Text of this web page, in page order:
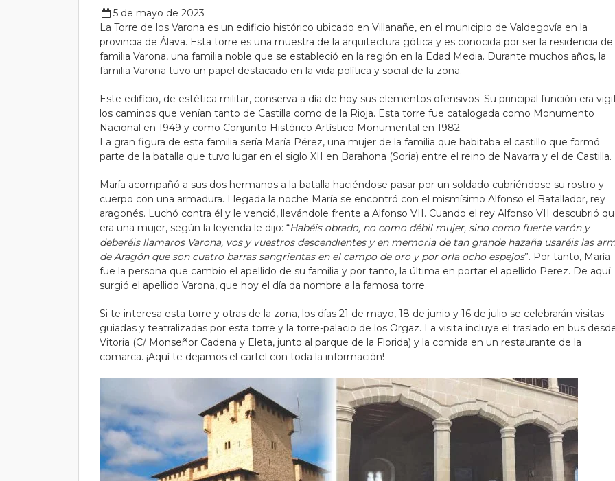
5 de mayo de 2023
La Torre de los Varona es un edificio histórico ubicado en Villanañe, en el municipio de Valdegovía en la
provincia de Álava. Esta torre es una muestra de la arquitectura gótica y es conocida por ser la residencia de
familia Varona, una familia noble que se estableció en la región en la Edad Media. Durante muchos años, la
familia Varona tuvo un papel destacado en la vida política y social de la zona.
Este edificio, de estética militar, conserva a día de hoy sus elementos ofensivos. Su principal función era
los caminos que venían tanto de Castilla como de la Rioja. Esta torre fue catalogada como Monumento
Nacional en 1949 y como Conjunto Histórico Artístico Monumental en 1982.
La gran figura de esta familia sería María Pérez, una mujer de la familia que habitaba el castillo que formó
parte de la batalla que tuvo lugar en el siglo XII en Barahona (Soria) entre el reino de Navarra y el de Castilla.
María acompañó a sus dos hermanos a la batalla haciéndose pasar por un soldado cubriéndose su rostro y
cuerpo con una armadura. Llegada la noche María se encontró con el mismísimo Alfonso el Batallador, rey
aragonés. Luchó contra él y le venció, llevándole frente a Alfonso VII. Cuando el rey Alfonso VII descubrió
era una mujer, según la leyenda le dijo: “Habéis obrado, no como débil mujer, sino como fuerte varón y
deberéis llamaros Varona, vos y vuestros descendientes y en memoria de tan grande hazaña usaréis las
de Aragón que son cuatro barras sangrientas en el campo de oro y por orla ocho espejos”. Por tanto, María
fue la persona que cambio el apellido de su familia y por tanto, la última en portar el apellido Perez. De aquí
surgió el apellido Varona, que hoy el día da nombre a la famosa torre.
Si te interesa esta torre y otras de la zona, los días 21 de mayo, 18 de junio y 16 de julio se celebrarán visitas
guiadas y teatralizadas por esta torre y la torre-palacio de los Orgaz. La visita incluye el traslado en bus
Vitoria (C/ Monseñor Cadena y Eleta, junto al parque de la Florida) y la comida en un restaurante de la
comarca. ¡Aquí te dejamos el cartel con toda la información!